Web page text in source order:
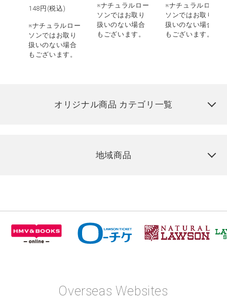
148 円(税込)
※ナチュラルロー
ソンではお取り
扱いのない場合
もございます。
※ナチュラルロー
ソンではお取り
扱いのない場合
もございます。
※ナチュラルロー
ソンではお取り
扱いのない場合
もございます。
オリジナル商品 カテゴリ一覧
地域商品
Overseas Websites